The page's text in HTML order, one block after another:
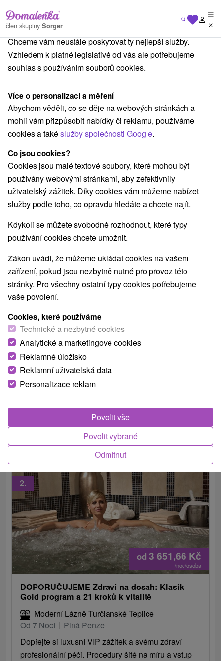
člen skupiny Sorger
Pobyty na Slovensku Pobyty v lázních Turčianska kotlina
Pobyty v lázních Turčianska kotlina
Kategorie
Všechny kategorie
Pobyty v akci(8)
Wellness pobyty(12) Víkendové pobyty(9)
Romantické pobyty
Rodinné pobyty(7)
Vyberte lokalitu nebo termín
Nejprodávanější
1.
Zdraví a odpočinek pro seniory v srdci Turca s
maximem benefitů za výhodnou cenu
Moderní Lázně Turčianské Teplice
Od 5 Nocí
Polopenze
Balíček nabízí vstupní lékařskou prohlídku, 8
procedur včetně oxygenoterapie a volný vstup do
bazénu Olympic, fitness či SPA & AQUAPARKu.
od 3 651,66 Kč
/noc/osoba
2.
DOPORUČUJEME Zdraví na dosah: Klasik
Gold program a 21 kroků k vitalitě
Moderní Lázně Turčianské Teplice
Od 7 Nocí
Plná Penze
Dopřejte si luxusní VIP zážitek a svému zdraví
profesionální péči. Procedury šité na míru a vstup
Na vašem soukromí nám záleží
Chceme vám neustále poskytovat ty nejlepší služby.
Vzhledem k platné legislativě od vás ale potřebujeme
souhlas s používáním souborů cookies.
Více o personalizaci a měření
Abychom věděli, co se děje na webových stránkách a
mohli vám přizpůsobit nabídky či reklamu, používáme
cookies a takéslužby společnosti Google.
Co jsou cookies?
Cookies jsou malé textové soubory, které mohou být
používány webovými stránkami, aby zefektivnily
uživatelský zážitek. Díky cookies vám můžeme nabízet
služby podle toho, co opravdu hledáte a chcete najít.
Kdykoli se můžete svobodně rozhodnout, které typy
používání cookies chcete umožnit.
Zákon uvádí, že můžeme ukládat cookies na vašem
zařízení, pokud jsou nezbytně nutné pro provoz této
stránky. Pro všechny ostatní typy cookies potřebujeme
vaše povolení.
Cookies, které používáme
Technické a nezbytné cookies
Analytické a marketingové cookies
Reklamné úložisko
Reklamní uživatelská data
Personalizace reklam
Odmítnut
Povolit vybrané
Povolit vše